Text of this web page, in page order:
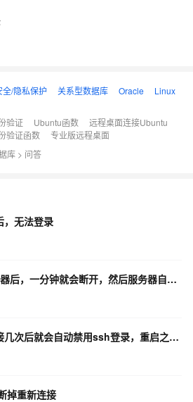
全/隐私保护 关系型数据库 Oracle
Linux
验证 Ubuntu函数
远程桌面连接Ubuntu
验证函数
专业版远程桌面
库 > 问答
无法登录
vscode连接Ubuntu服务器后，一分钟就会断开，然后服务器自动禁用了ssh连接，无法再次连接。
Ubuntu服务器开机被连接几次后就会自动禁用ssh登录，重启之后就恢复，服务器没有安装额外的防火墙
掉重新连接